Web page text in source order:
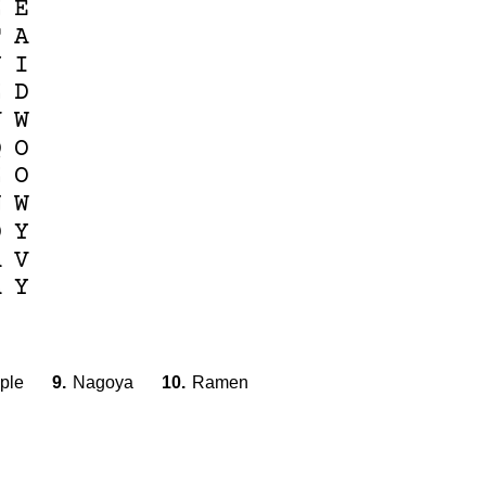
E
A
I
D
W
O
O
W
Y
V
Y
9. Nagoya 10. Ramen